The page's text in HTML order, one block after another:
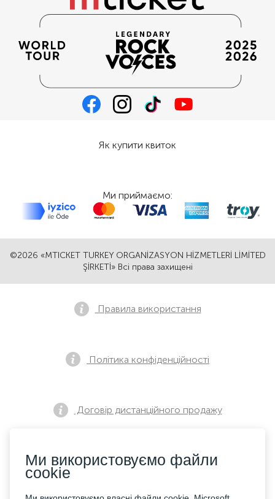
©2026 «MTICKET TURKEY ORGANİZASYON HİZMETLERİ LİMİTED
ŞİRKETİ» Всі права захищені
Як купити квиток
Ми приймаємо:
Правила використання
Політика конфіденційності
Договір дистанційного продажу
Повідомлення про попередній продаж
Ми використовуємо файли
cookie